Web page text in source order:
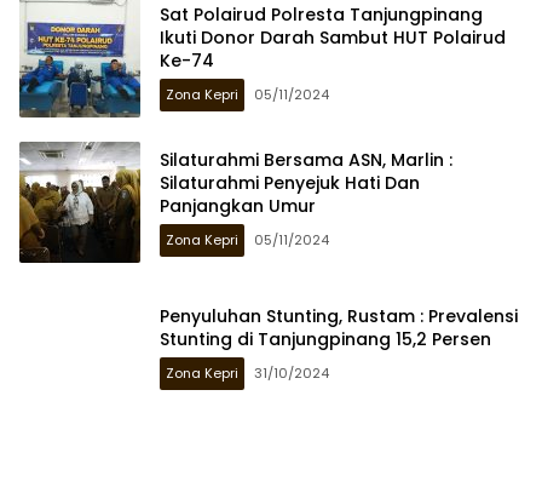
Sat Polairud Polresta Tanjungpinang
Ikuti Donor Darah Sambut HUT Polairud
Ke-74
Zona Kepri 05/11/2024
Silaturahmi Bersama ASN, Marlin :
Silaturahmi Penyejuk Hati Dan
Panjangkan Umur
Zona Kepri 05/11/2024
Penyuluhan Stunting, Rustam : Prevalensi
Stunting di Tanjungpinang 15,2 Persen
Zona Kepri 31/10/2024